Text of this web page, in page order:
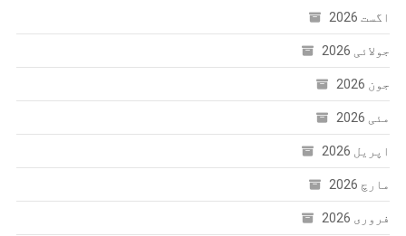
اگست 2026
جولائی 2026
جون 2026
مئی 2026
اپریل 2026
مارچ 2026
فروری 2026